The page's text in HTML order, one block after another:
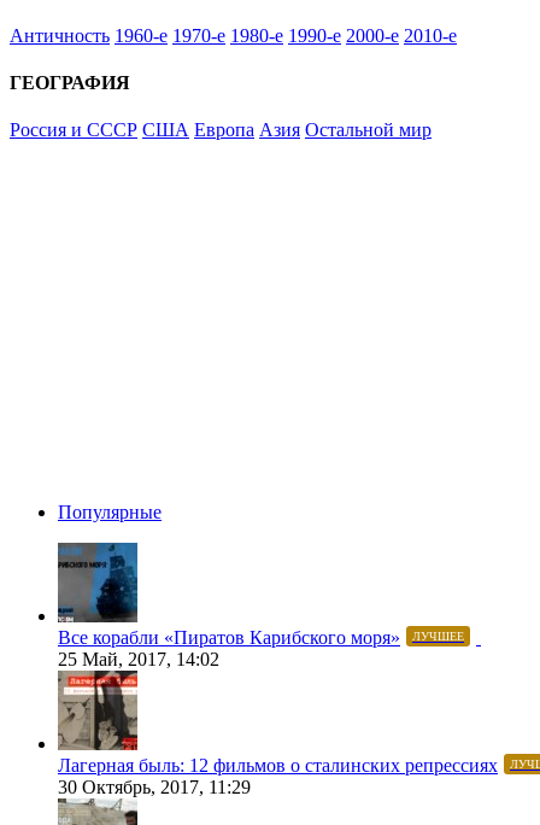
Античность 1960-е 1970-е 1980-е 1990-е 2000-е 2010-е
ГЕОГРАФИЯ
Россия и СССР США Европа Азия Остальной мир
Популярные
Все корабли «Пиратов Карибского моря» ЛУЧШЕЕ
25 Май, 2017, 14:02
Лагерная быль: 12 фильмов о сталинских репрессиях
30 Октябрь, 2017, 11:29